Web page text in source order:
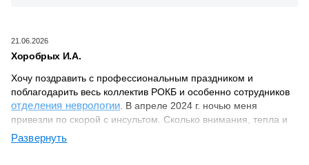
21.06.2026
Хоробрых И.А.
Хочу поздравить с профессиональным праздником и
поблагодарить весь коллектив РОКБ и особенно сотрудников
отделения неврологии . В апреле 2024 г. ночью меня
привезли по скорой с инсультом. Сколько внимания, тепла и
заботы отдают они пациентам, порой совершенно
беспомощным, перепуганным случившимся. И доктора, и
Развернуть